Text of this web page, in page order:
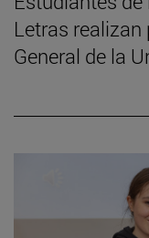
Letras
General de la